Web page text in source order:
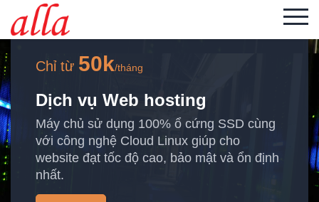
Chỉ từ 50k/tháng
Dịch vụ Web hosting
Máy chủ sử dụng 100% ổ cứng SSD cùng
với công nghệ Cloud Linux giúp cho
website đạt tốc độ cao, bảo mật và ổn định
nhất.